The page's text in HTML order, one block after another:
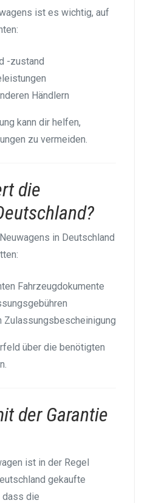
ist es wichtig, auf
-zustand
Händlern
kann dir helfen,
zu vermeiden.
die
in Deutschland
Fahrzeugdokumente
Zulassungsbescheinigung
über die benötigten
der Garantie
ist in der Regel
gekaufte
dass die